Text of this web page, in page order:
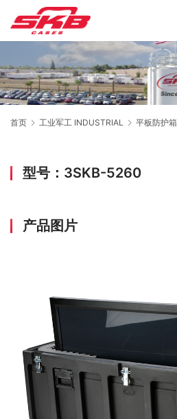
首页 工业军工 INDUSTRIAL 平板防护箱
型号：3SKB-5260
产品图片